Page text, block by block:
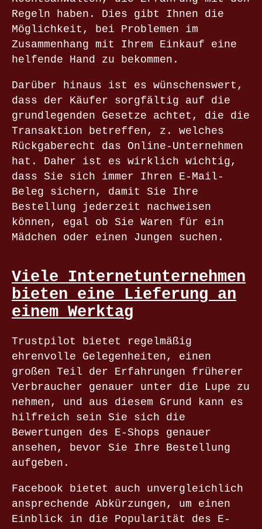
Regeln haben. Dies gibt Ihnen die
Möglichkeit, bei Problemen im
Zusammenhang mit Ihrem Einkauf eine
helfende Hand zu bekommen.
Darüber hinaus ist es wünschenswert,
dass der Käufer sorgfältig auf die
grundlegenden Gesetze achtet, die die
Transaktion betreffen, z. welches
Rückgaberecht das Online-Unternehmen
hat. Daher ist es wirklich wichtig,
dass Sie sich immer Ihren E-Mail-
Beleg sichern, damit Sie Ihre
Bestellung jederzeit nachweisen
können, egal ob Sie Waren für ein
Mädchen oder einen Jungen suchen.
Viele Internetunternehmen
bieten eine Lieferung an
einem Werktag
Trustpilot bietet regelmäßig
ehrenvolle Gelegenheiten, einen
großen Teil der Erfahrungen früherer
Verbraucher genauer unter die Lupe zu
nehmen, und aus diesem Grund kann es
hilfreich sein Sie sich die
Bewertungen des E-Shops genauer
ansehen, bevor Sie Ihre Bestellung
aufgeben.
Facebook bietet auch unvergleichlich
ansprechende Abkürzungen, um einen
Einblick in die Popularität des E-